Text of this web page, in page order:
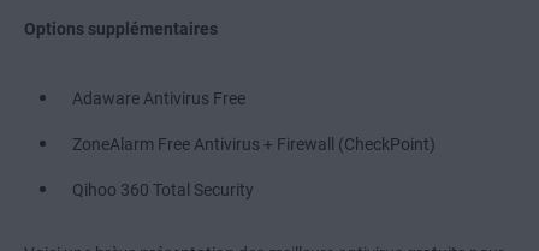
Options supplémentaires
Adaware Antivirus Free
ZoneAlarm Free Antivirus + Firewall (CheckPoint)
Qihoo 360 Total Security